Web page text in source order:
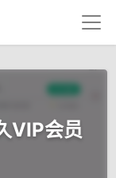
VIP会员